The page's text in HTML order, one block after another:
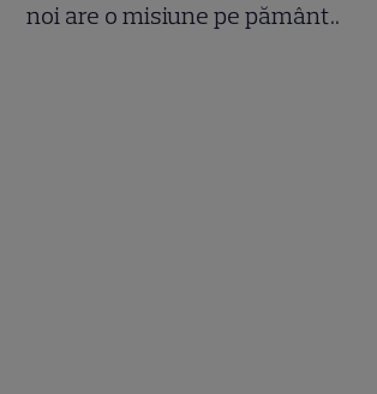
noi are o misiune pe pământ..